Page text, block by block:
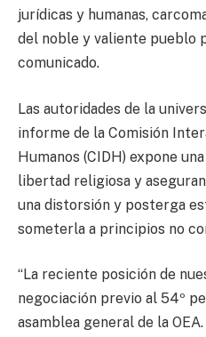
jurídicas y humanas,
del noble y valiente pueblo
comunicado.
Las autoridades de la
informe de la Comisión
Humanos (CIDH) expone
libertad religiosa y
una distorsión y posterga
someterla a principios no
“La reciente posición de
negociación previo al 54º
asamblea general de la